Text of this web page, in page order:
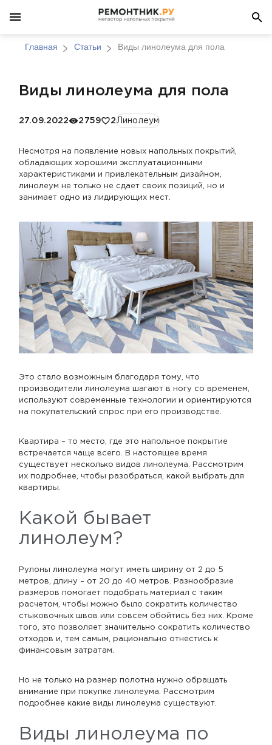
Главная Статьи Виды линолеума для пола
Виды линолеума для пола
27.09.2022 2759 2Линолеум
Несмотря на появление новых напольных покрытий,
обладающих хорошими эксплуатационными
характеристиками и привлекательным дизайном,
линолеум не только не сдает своих позиций, но и
занимает одно из лидирующих мест.
Это стало возможным благодаря тому, что
производители линолеума шагают в ногу со временем,
используют современные технологии и ориентируются
на покупательский спрос при его производстве.
Квартира – то место, где это напольное покрытие
встречается чаще всего. В настоящее время
существует несколько видов линолеума. Рассмотрим
их подробнее, чтобы разобраться, какой выбрать для
квартиры.
Какой бывает
линолеум?
Рулоны линолеума могут иметь ширину от 2 до 5
метров, длину – от 20 до 40 метров. Разнообразие
размеров помогает подобрать материал с таким
расчетом, чтобы можно было сократить количество
стыковочных швов или совсем обойтись без них. Кроме
того, это позволяет значительно сократить количество
отходов и, тем самым, рационально отнестись к
финансовым затратам.
Но не только на размер полотна нужно обращать
внимание при покупке линолеума. Рассмотрим
подробнее какие виды линолеума существуют.
Виды линолеума по